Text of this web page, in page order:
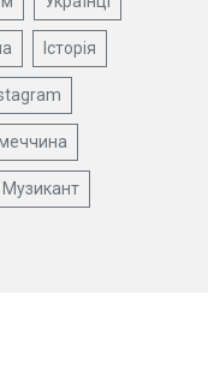
Історія
Музикант